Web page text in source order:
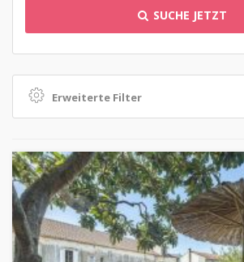
SUCHE JETZT
Erweiterte Filter